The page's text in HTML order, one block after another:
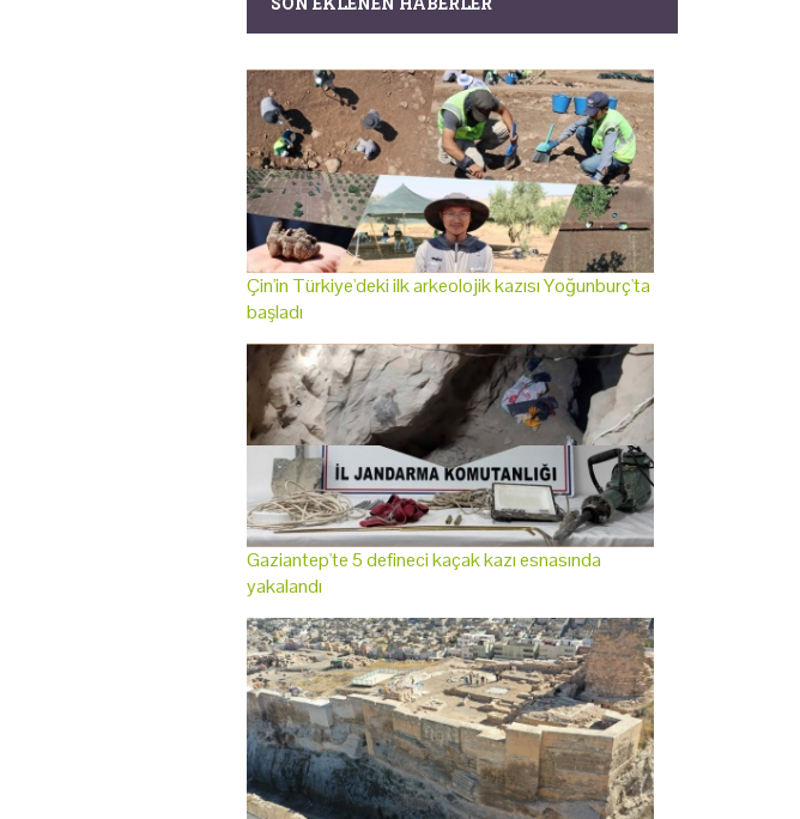
Çin'in Türkiye'deki ilk arkeolojik kazısı Yoğunburç'ta
başladı
Gaziantep'te 5 defineci kaçak kazı esnasında
yakalandı